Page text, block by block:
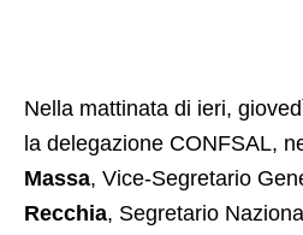
Nella mattinata di ieri,
la delegazione CONFSAL,
Massa, Vice-Segretario
Recchia, Segretario